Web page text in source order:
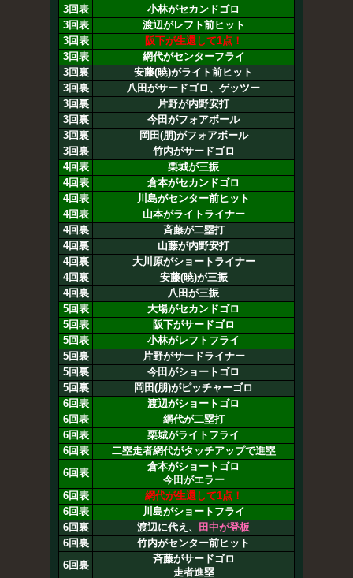
3回表
小林がセカンドゴロ
3回表
渡辺がレフト前ヒット
3回表
阪下が生還して1点！
3回表
網代がセンターフライ
3回裏
安藤(暁)がライト前ヒット
3回裏
八田がサードゴロ、ゲッツー
3回裏
片野が内野安打
3回裏
今田がフォアボール
3回裏
岡田(朋)がフォアボール
3回裏
竹内がサードゴロ
4回表
栗城が三振
4回表
倉本がセカンドゴロ
4回表
川島がセンター前ヒット
4回表
山本がライトライナー
4回裏
斉藤が二塁打
4回裏
山藤が内野安打
4回裏
大川原がショートライナー
4回裏
安藤(暁)が三振
4回裏
八田が三振
5回表
大場がセカンドゴロ
5回表
阪下がサードゴロ
5回表
小林がレフトフライ
5回裏
片野がサードライナー
5回裏
今田がショートゴロ
5回裏
岡田(朋)がピッチャーゴロ
6回表
渡辺がショートゴロ
6回表
網代が二塁打
6回表
栗城がライトフライ
6回表
二塁走者網代がタッチアップで進塁
6回表
倉本がショートゴロ
今田がエラー
6回表
網代が生還して1点！
6回表
川島がショートフライ
6回裏
渡辺に代え、
田中が登板
6回裏
竹内がセンター前ヒット
6回裏
斉藤がサードゴロ
走者進塁